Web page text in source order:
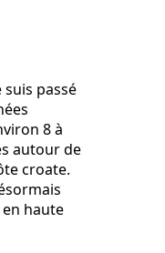
passé
8 à
autour de
croate.
haute